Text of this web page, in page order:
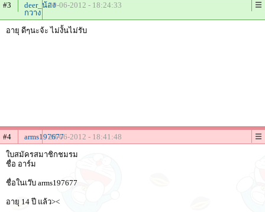
#3
deer_น้อง
กวาง
29-06-2012 - 18:24:33
อายุ ดีๆนะจ้ะ ไม่งั้นไม่รับ
#4 arms19767729-06-2012 - 18:41:48
ใบสมัครสมาชิกชมรม
ชื่อ อาร์ม
ชื่อในเว๊บ arms197677
อายุ 14 ปี แล้ว><